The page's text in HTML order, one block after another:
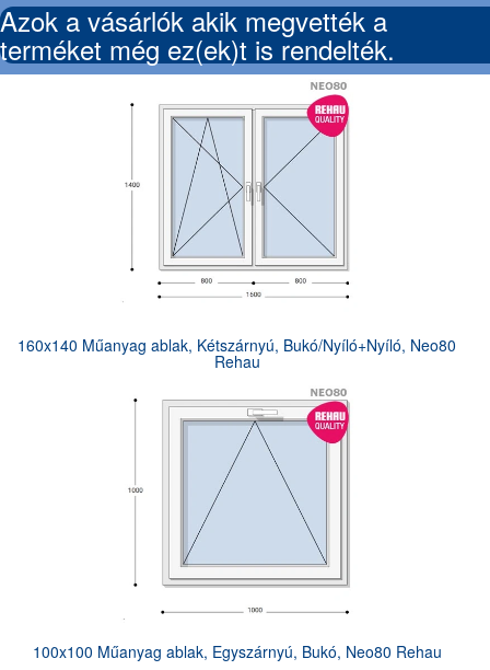
Azok a vásárlók akik megvették a
terméket még ez(ek)t is rendelték.
160x140 Műanyag ablak, Kétszárnyú, Bukó/Nyíló+Nyíló, Neo80
Rehau
100x100 Műanyag ablak, Egyszárnyú, Bukó, Neo80 Rehau